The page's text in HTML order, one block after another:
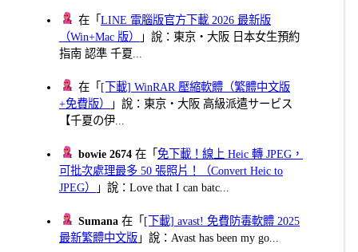
在「LINE 電腦版官方下載 2026 最新版
（Win+Mac 版）
」說：東京・大阪 日本女生預約
指南 認準 千夏...
在「 [下載] WinRAR 壓縮軟體（繁體中文版
+免費版）
」說：東京・大阪 高級派遣サービス
【千夏の伊...
bowie 2674 在「免下載！線上 Heic 轉 JPEG，
可批次處理最多 50 張照片！（Convert Heic to
JPEG）
」說：Love that I can batc...
Sumana 在「 [下載] avast! 免費防毒軟體 2025
最新繁體中文版 」說：Avast has been my go...